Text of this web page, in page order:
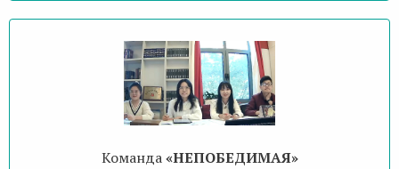
Команда«НЕПОБЕДИМАЯ»